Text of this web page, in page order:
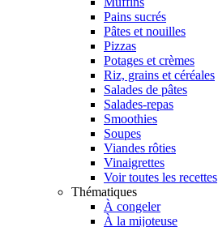
Pains sucrés
Pâtes et nouilles
Pizzas
Potages et crèmes
Riz, grains et céréales
Salades de pâtes
Salades-repas
Smoothies
Soupes
Viandes rôties
Vinaigrettes
Voir toutes les recettes
Thématiques
À congeler
À la mijoteuse